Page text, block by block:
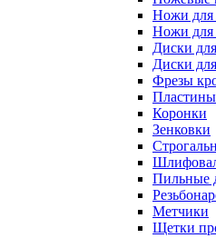
Ножи для
Ножи для
Диски
Диски
Фрезы
Коронки
Зенковки
Пильные
Метчики
Щетки